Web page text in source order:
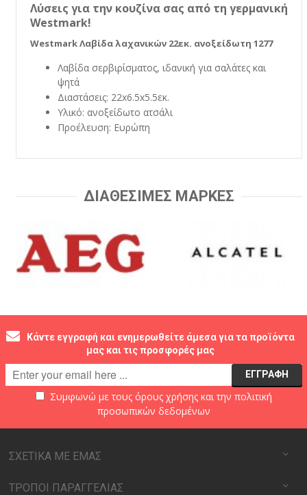
Λύσεις για την κουζίνα σας από τη γερμανική
Westmark!
Westmark Λαβίδα λαχανικών 22εκ. ανοξείδωτη 1277
Λαβίδα σερβιρίσματος, ιδανική για σαλάτες και
ψητά
Διαστάσεις: 22x6.5x5.5εκ.
Υλικό: ανοξείδωτο ατσάλι
Προέλευση: Ευρώπη
ΔΙΑΘΕΣΙΜΕΣ ΜΑΡΚΕΣ
Κάντε εγγραφή και ενημερωθείτε άμεσα για τα προϊόντα
μας και τις προσφορές μας
Συμφωνώ με τους όρους χρήσηςκαι την πολιτική
προσωπικών δεδομένων
ΣΧΕΤΙΚΑ ΜΕ ΕΜΑΣ
ΤΡΟΠΟΙ ΠΑΡΑΓΓΕΛΙΑΣ